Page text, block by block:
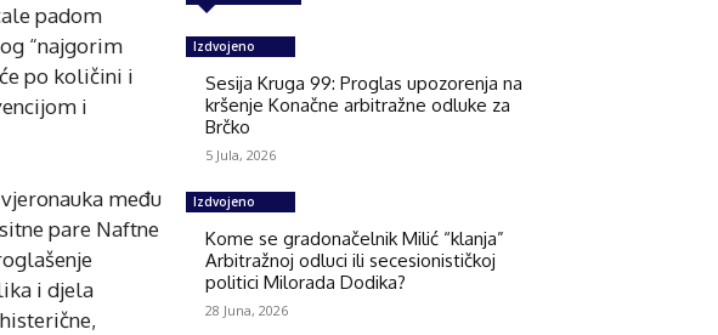
padom
“najgorim
po količini i
i
među
pare Naftne
i djela
Izdvojeno
Sesija Kruga 99: Proglas upozorenja na
kršenje Konačne arbitražne odluke za
Brčko
5 Jula, 2026
Izdvojeno
Kome se gradonačelnik Milić “klanja”
Arbitražnoj odluci ili secesionističkoj
politici Milorada Dodika?
28 Juna, 2026